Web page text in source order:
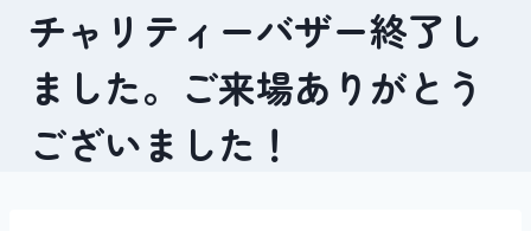
チャリティーバザー終了し
ました。ご来場ありがとう
ございました！